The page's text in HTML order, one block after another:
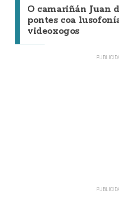
O camariñán Juan
pontes coa
videoxogos